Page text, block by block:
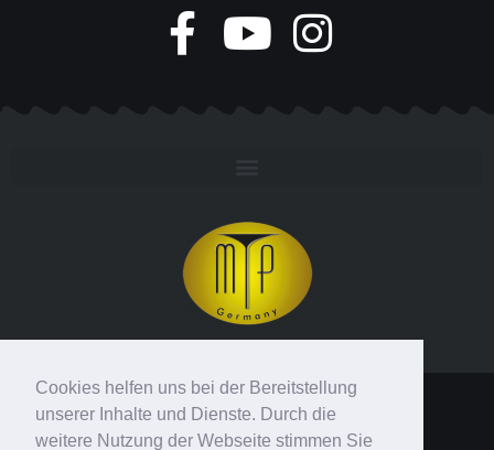
Cookies helfen uns bei der Bereitstellung
unserer Inhalte und Dienste. Durch die
weitere Nutzung der Webseite stimmen Sie
MTP MUSIC GMBH & CO. KG